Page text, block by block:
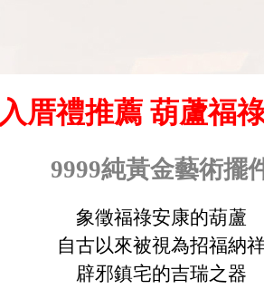
入厝禮推薦 葫蘆福
9999純黃金藝術擺
象徵福祿安康的葫蘆
自古以來被視為招福納
辟邪鎮宅的吉瑞之器